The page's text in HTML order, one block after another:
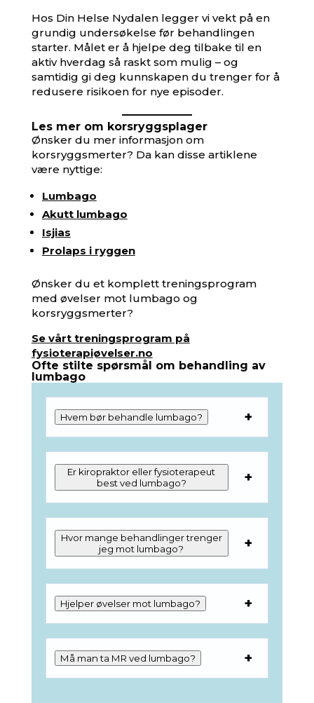
Hos Din Helse Nydalen legger vi vekt på en
grundig undersøkelse før behandlingen
starter. Målet er å hjelpe deg tilbake til en
aktiv hverdag så raskt som mulig – og
samtidig gi deg kunnskapen du trenger for å
redusere risikoen for nye episoder.
Les mer om korsryggsplager
Ønsker du mer informasjon om
korsryggsmerter? Da kan disse artiklene
være nyttige:
Lumbago
Akutt lumbago
Isjias
Prolaps i ryggen
Ønsker du et komplett treningsprogram
med øvelser mot lumbago og
korsryggsmerter?
Se vårt treningsprogram på
fysioterapiøvelser.no
Ofte stilte spørsmål om behandling av
lumbago
Hvem bør behandle lumbago?
Er kiropraktor eller fysioterapeut
best ved lumbago?
Hvor mange behandlinger trenger
jeg mot lumbago?
Hjelper øvelser mot lumbago?
Må man ta MR ved lumbago?